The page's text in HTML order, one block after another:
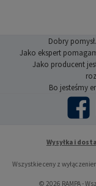
Dobry
Jako ekspert
Jako producent
Bo jesteśmy
Facebook
Wysyłka i
Wszystkie ceny z
© 2026 RAMPA -